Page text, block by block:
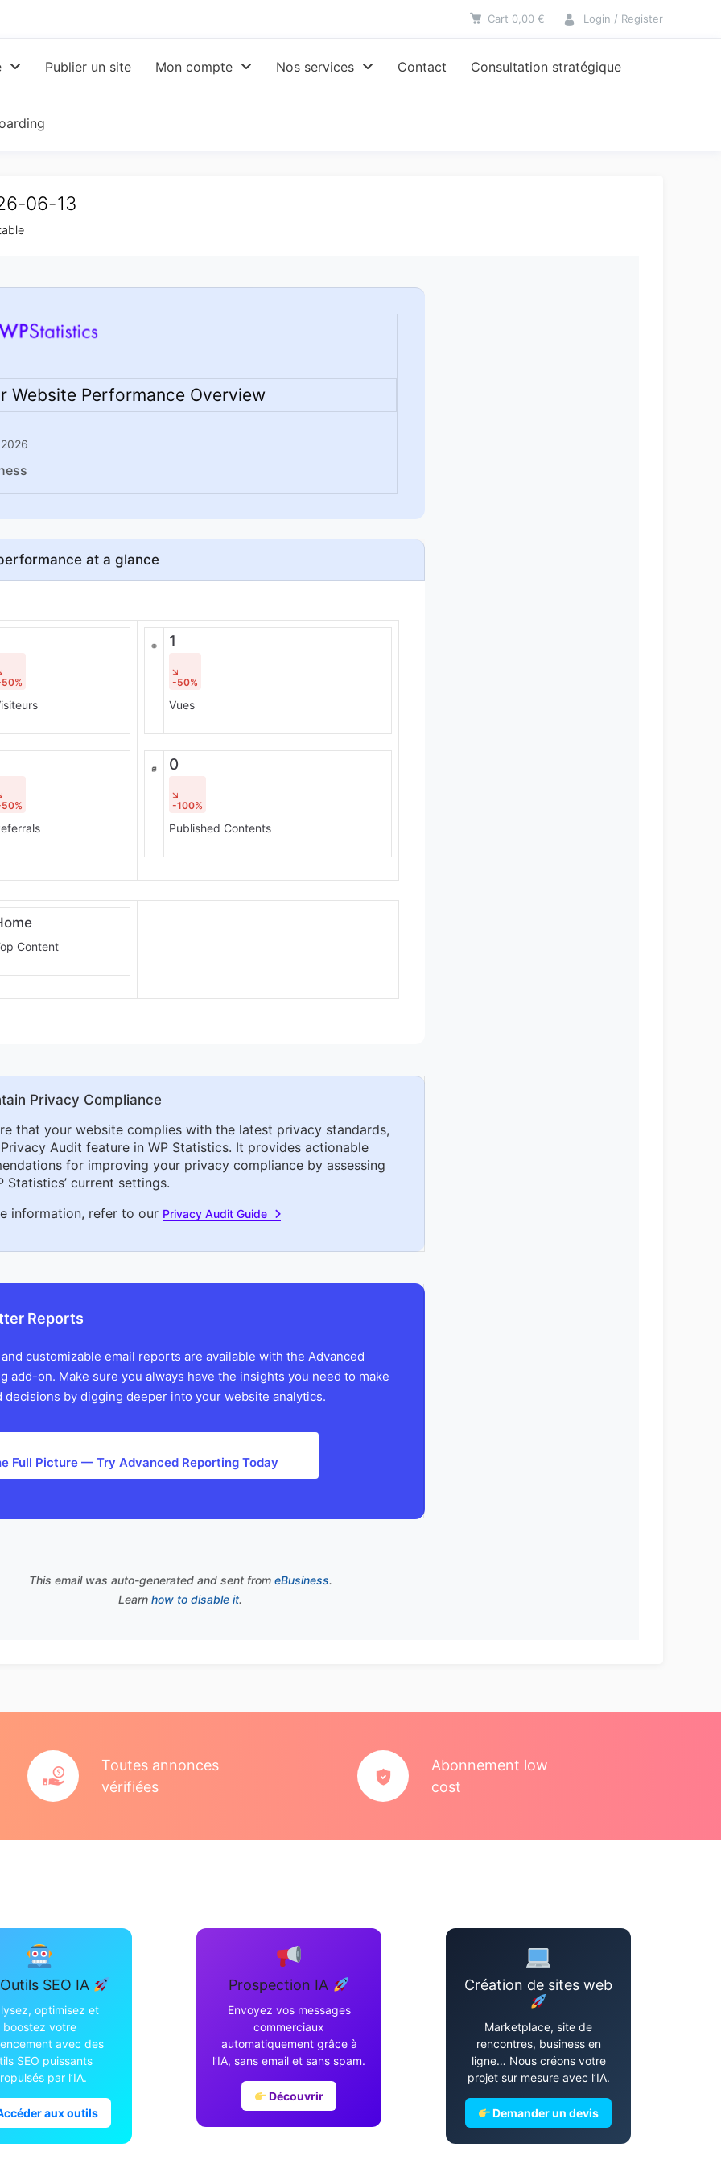
Cart 0,00 € Login / Register
Publier un site Mon compte Nos services Contact Consultation stratégique
06-13
Website Performance Overview
at a glance
1
-50%
Vues
0
-100%
Published Contents
Content
Privacy Compliance
that your website complies with the latest privacy standards,
Audit feature in WP Statistics. It provides actionable
for improving your privacy compliance by assessing
Statistics’ current settings.
information, refer to our Privacy Audit Guide
Reports
customizable email reports are available with the Advanced
add-on. Make sure you always have the insights you need to make
decisions by digging deeper into your website analytics.
Full Picture — Try Advanced Reporting Today
This email was auto-generated and sent from eBusiness.
Learn how to disable it.
Toutes annonces
vérifiées
Abonnement low
cost
SEO IA
optimisez et
boostez votre
avec des
SEO puissants
par l’IA.
aux outils
Prospection IA
Envoyez vos messages
commerciaux
automatiquement grâce à
l’IA, sans email et sans spam.
Découvrir
Création de sites web
Marketplace, site de
rencontres, business en
ligne… Nous créons votre
projet sur mesure avec l’IA.
Demander un devis